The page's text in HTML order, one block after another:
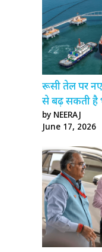
रूसी तेल पर नए
से बढ़ सकती है
by NEERAJ
June 17, 2026